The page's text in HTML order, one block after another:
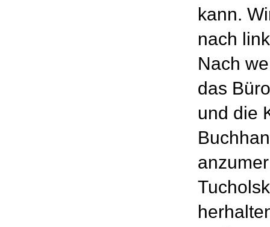
kann.
nach
Nach
das
und die